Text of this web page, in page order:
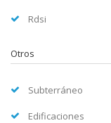
Rdsi
Otros
Subterráneo
Edificaciones